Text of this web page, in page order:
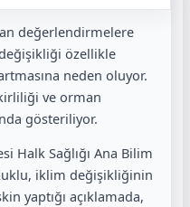
değerlendirmelere
özellikle
neden oluyor.
ve orman
gösteriliyor.
Halk Sağlığı Ana Bilim
, iklim değişikliğinin
yaptığı açıklamada,